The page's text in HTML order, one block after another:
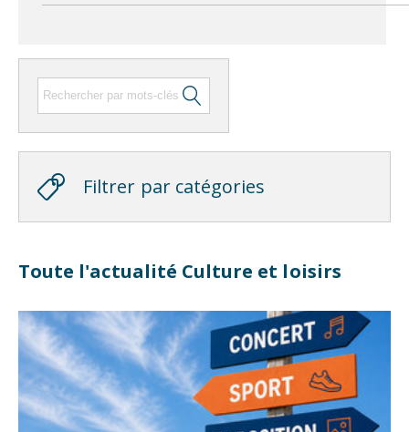
Filtrer par catégories
Toute l'actualité Culture et loisirs